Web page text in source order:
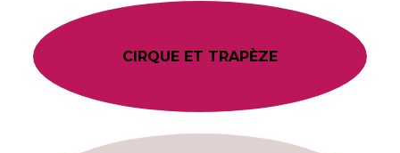
CIRQUE ET TRAPÈZE